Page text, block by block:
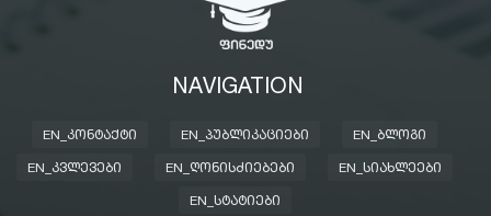
NAVIGATION
EN_ᲙᲝᲜᲢᲐᲥᲢᲘ EN_ᲞᲣᲑᲚᲘᲙᲐᲪᲘᲔᲑᲘ EN_ᲑᲚᲝᲒᲘ
EN_ᲙᲕᲚᲔᲕᲔᲑᲘ EN_ᲦᲝᲜᲘᲡᲫᲘᲔᲑᲔᲑᲘ EN_ᲡᲘᲐᲮᲚᲔᲔᲑᲘ
EN_ᲡᲢᲐᲢᲘᲔᲑᲘ